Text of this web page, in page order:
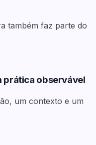
também faz parte do
prática observável
um contexto e um